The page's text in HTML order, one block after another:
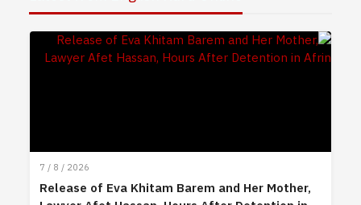
7 / 8 / 2026
Release of Eva Khitam Barem and Her Mother,